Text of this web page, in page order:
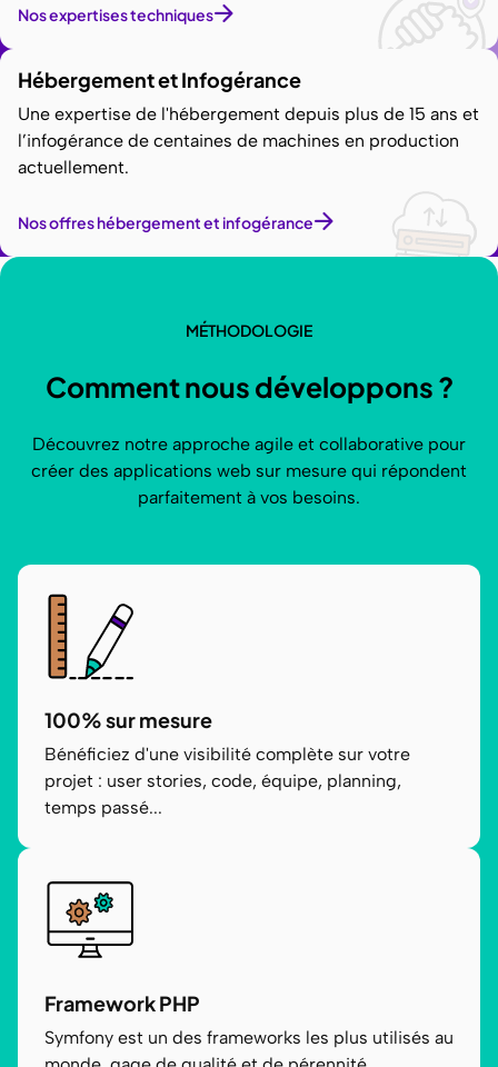
Nos expertises techniques
Hébergement et Infogérance
Une expertise de l'hébergement depuis plus de 15 ans et
l’infogérance de centaines de machines en production
actuellement.
Nos offres hébergement et infogérance
MÉTHODOLOGIE
Comment nous développons ?
Découvrez notre approche agile et collaborative pour
créer des applications web sur mesure qui répondent
parfaitement à vos besoins.
100% sur mesure
Bénéficiez d'une visibilité complète sur votre
projet : user stories, code, équipe, planning,
temps passé...
Framework PHP
Symfony est un des frameworks les plus utilisés au